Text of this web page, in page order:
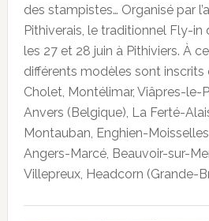
des stampistes… Organisé par
Pithiverais, le traditionnel Fly-in
les 27 et 28 juin à Pithiviers. À
différents modèles sont inscrits
Cholet, Montélimar, Viâpres-le-
Anvers (Belgique), La Ferté-
Montauban, Enghien-
Angers-Marcé, Beauvoir-sur-
Villepreux, Headcorn (Grande-